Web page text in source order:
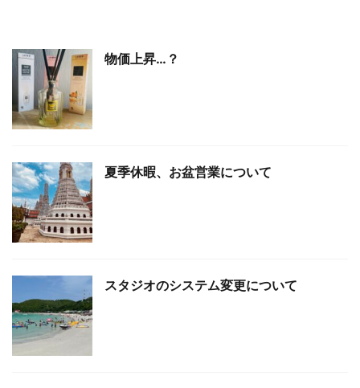
物価上昇…？
夏季休暇、お盆営業について
スタジオのシステム変更について